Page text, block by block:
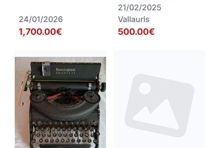
24/01/2026
1,700.00€
21/02/2025
Vallauris
500.00€